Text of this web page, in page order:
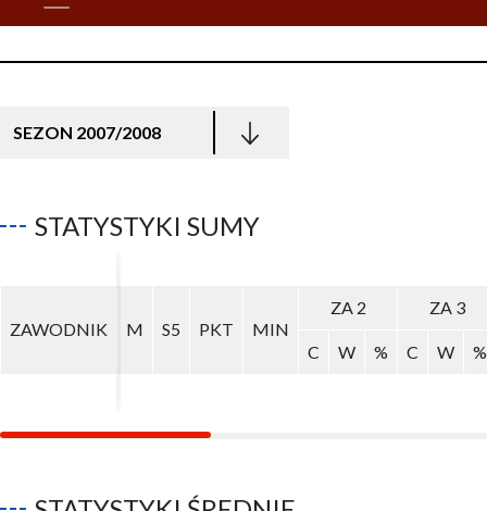
SEZON 2007/2008
STATYSTYKI SUMY
ZAWODNIK M S5 PKT MIN
ZA 2 ZA 3
C W % C W %
ZAWODNIK M S5 PKT MIN
ZA 2 ZA 3
C W % C W %